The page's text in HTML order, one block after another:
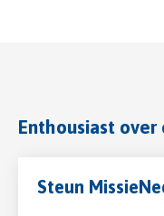
Enthousiast
Steun